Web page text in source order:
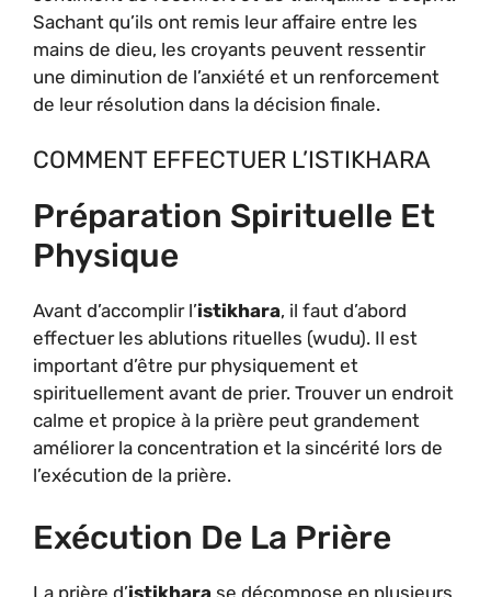
Sachant qu’ils ont remis leur affaire entre les
mains de dieu, les croyants peuvent ressentir
une diminution de l’anxiété et un renforcement
de leur résolution dans la décision finale.
COMMENT EFFECTUER L’ISTIKHARA
Préparation Spirituelle Et
Physique
Avant d’accomplir l’istikhara, il faut d’abord
effectuer les ablutions rituelles (wudu). Il est
important d’être pur physiquement et
spirituellement avant de prier. Trouver un endroit
calme et propice à la prière peut grandement
améliorer la concentration et la sincérité lors de
l’exécution de la prière.
Exécution De La Prière
La prière d’istikhara se décompose en plusieurs